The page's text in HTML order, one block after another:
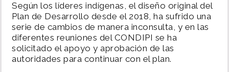
POLÍTICA
SHOW
Según los líderes indígenas, el diseño original del
Plan de Desarrollo desde el 2018, ha sufrido una
serie de cambios de manera inconsulta, y en las
diferentes reuniones del CONDIPI se ha
solicitado el apoyo y aprobación de las
autoridades para continuar con el plan.